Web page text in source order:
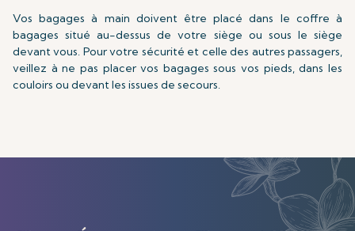
Vos bagages à main doivent être placé dans le coffre à
bagages situé au-dessus de votre siège ou sous le siège
devant vous. Pour votre sécurité et celle des autres passagers,
veillez à ne pas placer vos bagages sous vos pieds, dans les
couloirs ou devant les issues de secours.